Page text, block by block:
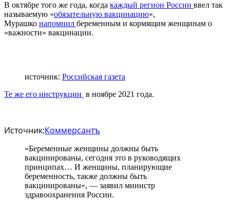
В октябре того же года, когда каждый регион России ввел так
называемую «обязательную вакцинацию«,
Мурашко напомнил беременным и кормящим женщинам о
«важности» вакцинации.
источник: Российская газета
Те же его инструкции в ноябре 2021 года.
Источник:Коммерсантъ
«Беременные женщины должны быть
вакцинированы, сегодня это в руководящих
принципах… И женщины, планирующие
беременность, также должны быть
вакцинированы», — заявил министр
здравоохранения России.